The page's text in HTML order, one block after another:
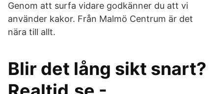
Genom att surfa vidare godkänner du att vi
använder kakor. Från Malmö Centrum är det
nära till allt.
Blir det lång sikt snart?